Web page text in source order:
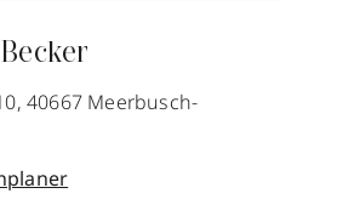
40667 Meerbusch-